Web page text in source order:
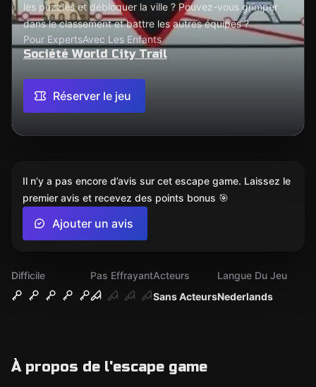
les puzzles et débloquer la ville ? Pouvez-vous grimper
dans le classement et battre les autres équipes ?
Pour ExpertsAvec Les Enfants
Société World City Trail
Réserver le jeu
Difficile
Pas Effrayant
Sans Acteurs
Acteurs
Nederlands
Langue Du Jeu
À propos de l'escape game
Il n’y a pas encore d’avis sur cet escape game. Laissez le
premier avis et recevez des points bonus 🎯
Ajouter un avis